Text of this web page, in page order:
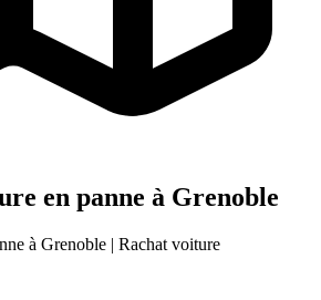
en panne à Grenoble
à Grenoble | Rachat voiture